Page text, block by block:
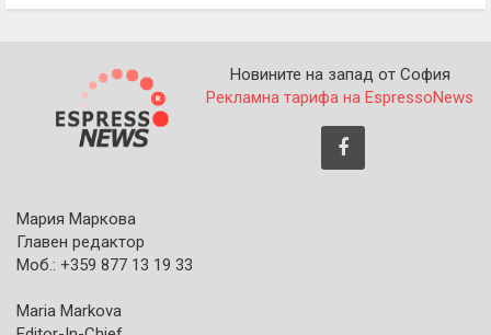
Новините на запад от София
Рекламна тарифа на EspressoNews
Мария Маркова
Главен редактор
Моб.: +359 877 13 19 33
Maria Markova